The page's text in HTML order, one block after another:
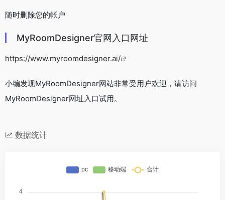
随时删除您的帐户
MyRoomDesigner官网入口网址
https://www.myroomdesigner.ai/
小编发现MyRoomDesigner网站非常受用户欢迎，请访问
MyRoomDesigner网址入口试用。
数据统计